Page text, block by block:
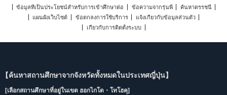
ข้อมูลที่เป็นประโยชน์สำหรับการเข้าศึกษาต่อ
ข้อความจากรุ่นพี่
ค้นหาดรรชนี
แผนผังเว็บไซต์
ข้อตกลงการใช้บริการ
แจ้งเกี่ยวกับข้อมูลส่วนตัว
เกี่ยวกับการติดตั้งระบบ
【ค้นหาสถานศึกษาจากจังหวัดทั้งหมดในประเทศญี่ปุ่น】
[เลือกสถานศึกษาที่อยู่ในเขต ฮอกไกโด・โทโฮคุ]